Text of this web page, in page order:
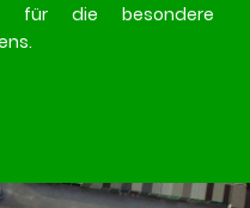
für die besondere